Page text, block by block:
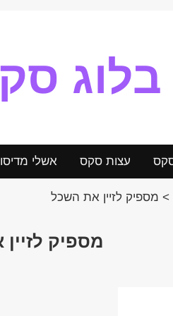
בלוג
עצות סקס אשלי
> מספיק לזיין את השכל
מספיק